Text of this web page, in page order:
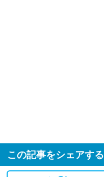
この記事をシェアする